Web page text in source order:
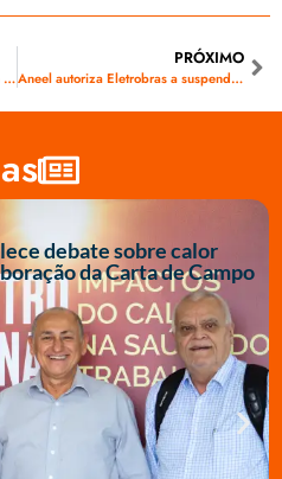
Tesouro pode desembolsar mais em 2014 para redução da conta de luz
PRÓXIMO
Aneel autoriza Eletrobras a suspender cobrança de débitos de distribuidoras da Rede Energia
debate sobre calor
da Carta de Campo